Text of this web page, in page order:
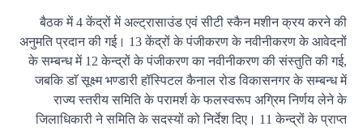
बैठक में 4 केंद्रों में अल्ट्रासाउंड एवं सीटी स्कैन मशीन क्रय करने की
अनुमति प्रदान की गई। 13 केंद्रों के पंजीकरण के नवीनीकरण के आवेदनों
के सम्बन्ध में 12 केन्द्रों के पंजीकरण का नवीनीकरण की संस्तुति की गई,
जबकि डाॅ सूक्ष्म भण्डारी हॉस्पिटल कैनाल रोड विकासनगर के सम्बन्ध में
राज्य स्तरीय समिति के परामर्श के फलस्वरूप अग्रिम निर्णय लेने के
जिलाधिकारी ने समिति के सदस्यों को निर्देश दिए। 11 केन्द्रों के प्राप्त